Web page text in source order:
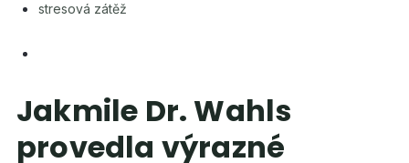
stresová zátěž
Jakmile Dr. Wahls
provedla výrazné